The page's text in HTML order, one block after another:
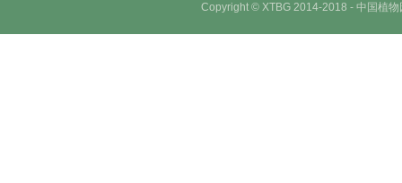
Copyright © XTBG 2014-2018 - 中国